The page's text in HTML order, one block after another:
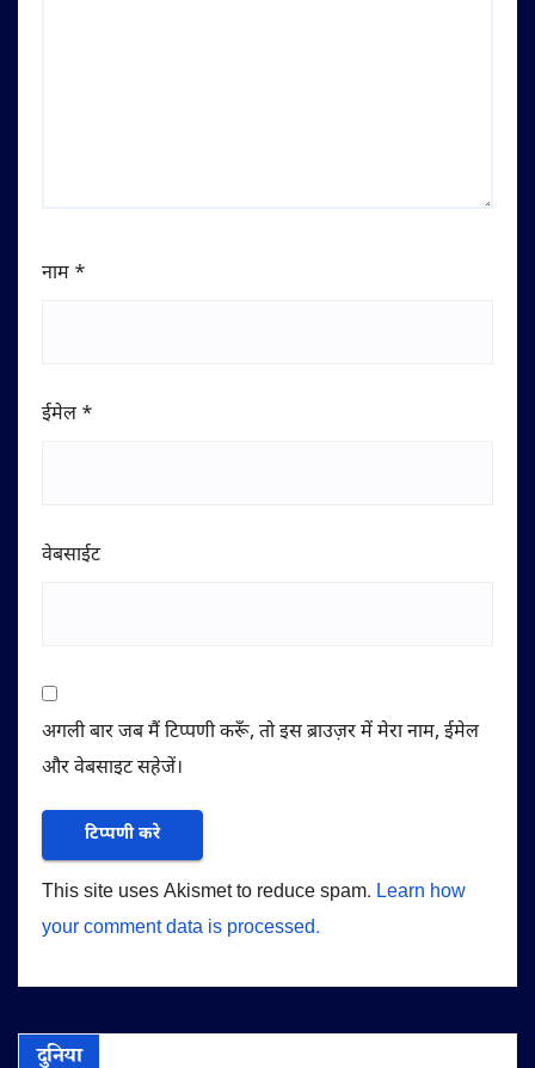
नाम *
ईमेल *
वेबसाईट
अगली बार जब मैं टिप्पणी करूँ, तो इस ब्राउज़र में मेरा नाम, ईमेल
और वेबसाइट सहेजें।
This site uses Akismet to reduce spam. Learn how
your comment data is processed.
दुनिया